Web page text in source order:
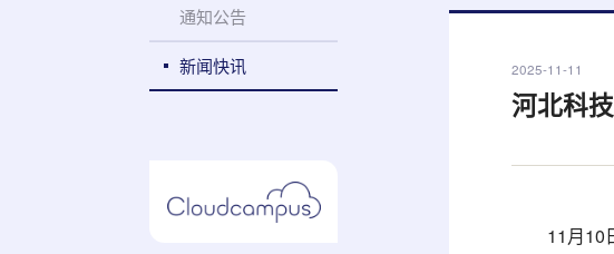
通知公告
新闻快讯 2025-11-11
河北科
11月10